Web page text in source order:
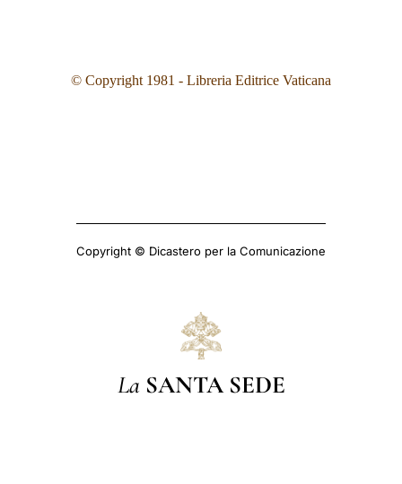
© Copyright 1981 - Libreria Editrice Vaticana
Copyright © Dicastero per la Comunicazione
La SANTA SEDE